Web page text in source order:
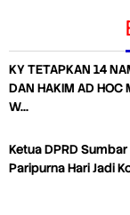
KY TETAPKAN 14
DAN HAKIM AD HOC
W…
Ketua DPRD
Paripurna Hari Jadi